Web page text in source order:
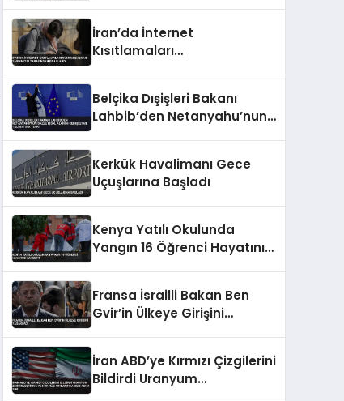
İran’da İnternet
Kısıtlamaları
Belçika Dışişleri Bakanı
Lahbib’den Netanyahu’nun
Tepki
Kerkük Havalimanı Gece
Uçuşlarına Başladı
Kenya Yatılı Okulunda
Yangın 16 Öğrenci Hayatını
Fransa İsrailli Bakan Ben
Gvir’in Ülkeye Girişini
İran ABD’ye Kırmızı Çizgilerini
Bildirdi Uranyum